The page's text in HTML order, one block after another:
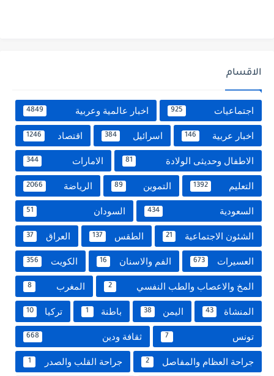
الاقسام
اجتماعيات 925 اخبار عالمية وعربية 4849
اخبار عربية 146 اسرائيل 384 اقتصاد 1246
الاطفال وحديثى الولادة 81 الامارات 344
التعليم 1392 التموين 89 الرياضة 2066
السعودية 434 السودان 51
الشئون الاجتماعية 21 الطقس 137 العراق 37
العسيرات 673 الفم والاسنان 16 الكويت 356
المخ والاعصاب والطب النفسي 2 المغرب 8
المنشاة 43 اليمن 38 باطنة 1 تركيا 10
تونس 7 ثقافة ودين 668
جراحة العظام والمفاصل 2 جراحة القلب والصدر 1